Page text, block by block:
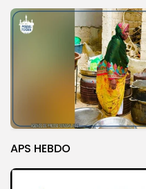
APS HEBDO